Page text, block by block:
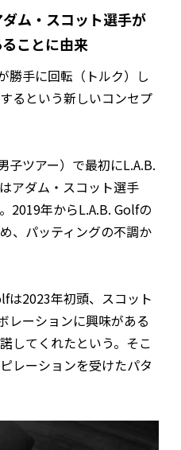
ム・スコット選手が
ことに由来
勝手に回転（トルク）し
るという新しいコンセプ
子ツアー）で最初にL.A.B.
アダム・スコット選手
2019年からL.A.B. Golfの
、パッティングの不調か
は2023年初頭、スコット
レーションに興味がある
してくれたという。そこ
レーションを受けたパタ